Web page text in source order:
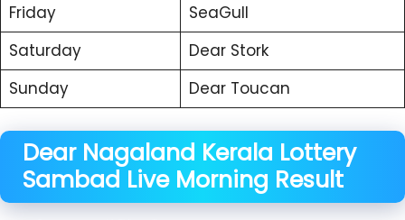
Friday
SeaGull
Saturday
Dear Stork
Sunday
Dear Toucan
Dear Nagaland Kerala Lottery
Sambad Live Morning Result